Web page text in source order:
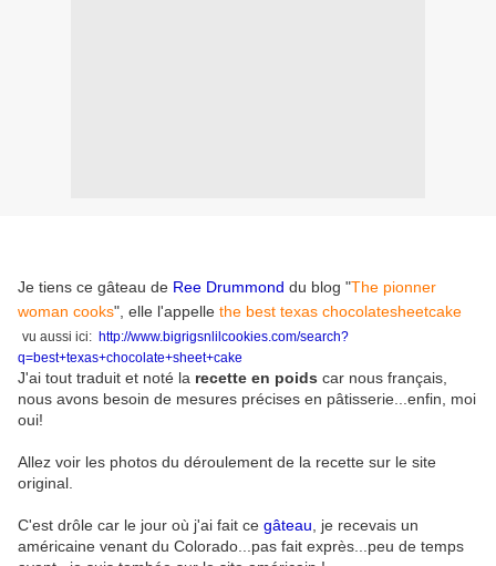
Je tiens ce gâteau de Ree Drummond du blog "The pionner
woman cooks", elle l'appelle the best texas chocolatesheetcake
vu aussi ici: http://www.bigrigsnlilcookies.com/search?
q=best+texas+chocolate+sheet+cake
J'ai tout traduit et noté la recette en poids car nous français,
nous avons besoin de mesures précises en pâtisserie...enfin, moi
oui!
Allez voir les photos du déroulement de la recette sur le site
original.
C'est drôle car le jour où j'ai fait ce gâteau , je recevais un
américaine venant du Colorado...pas fait exprès...peu de temps